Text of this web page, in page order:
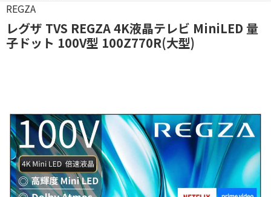
REGZA
レグザ TVS REGZA 4K液晶テレビ MiniLED 量
子ドット 100V型 100Z770R(大型)